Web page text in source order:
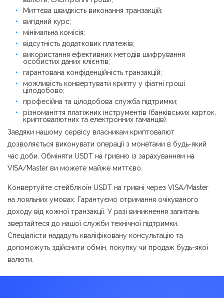
Миттєва швидкість виконання транзакцій;
вигідний курс;
мінімальна комісія;
відсутність додаткових платежів;
використання ефективних методів шифрування
особистих даних клієнтів;
гарантована конфіденційність транзакцій;
можливість конвертувати крипту у фіатні гроші
цілодобово;
професійна та цілодобова служба підтримки;
різноманіття платіжних інструментів (банківських карток,
криптовалютних та електронних гаманців).
Завдяки нашому сервісу власникам криптовалют
дозволяється виконувати операції з монетами в будь-який
час доби. Обміняти USDT на гривню із зарахуванням на
VISA/Master ви можете майже миттєво.
Конвертуйте стейблкоїн USDT на гривні через VISA/Master
на лояльних умовах. Гарантуємо отримання очікуваного
доходу від кожної транзакції. У разі виникнення запитань
звертайтеся до нашої служби технічної підтримки.
Спеціалісти нададуть кваліфіковану консультацію та
допоможуть здійснити обмін, покупку чи продаж будь-якої
валюти.